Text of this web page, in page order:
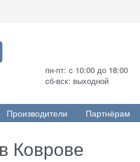
пн-пт: c 10:00 до 18:00
cб-вск: выходной
Производители Партнёрам
Коврове